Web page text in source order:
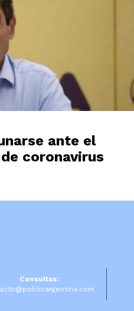
ante el
coronavirus
Consultas: